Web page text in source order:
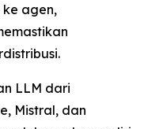
agen,
LLM dari
Mistral, dan